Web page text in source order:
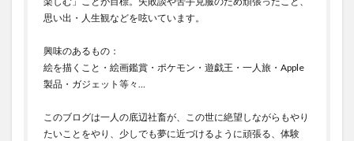
思い出・人生観などを呟いています。
興味のあるもの：
絵を描くこと・絵画鑑賞・ポケモン・遊戯王・一人旅・Apple
製品・ガジェット等々…
このブログは一人の底辺社畜が、この世に絶望しながらもやり
たいことをやり、少しでも夢に近づけるように頑張る、体験